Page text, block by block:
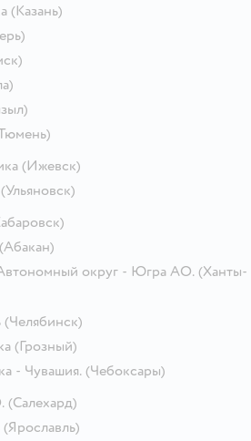
(Казань)
(Ижевск)
(Ульяновск)
(Абакан)
округ - Югра АО. (Ханты-
(Челябинск)
(Грозный)
- Чувашия. (Чебоксары)
(Салехард)
(Ярославль)